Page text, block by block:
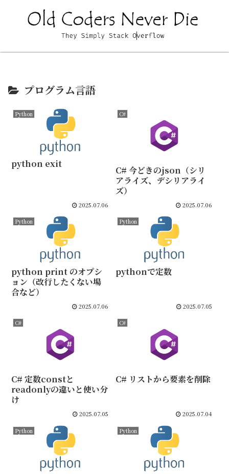
プログラム言語
Python
python exit
2025.07.06
C#
C# 今どきのjson（シリ
アライズ、デシリアライ
ズ）
2025.07.06
Python
python print のオプシ
ョン（改行したくない場
合など）
2025.07.06
Python
pythonで定数
2025.07.05
C#
C# 定数constと
readonlyの違いと使い分
け
2025.07.05
C#
C# リストから要素を削除
2025.07.04
Python Python